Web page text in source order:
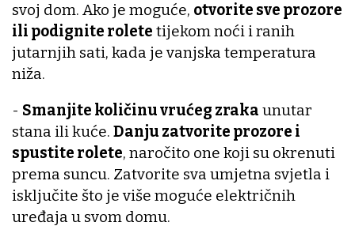
svoj dom. Ako je moguće, otvorite sve prozore
ili podignite rolete tijekom noći i ranih
jutarnjih sati, kada je vanjska temperatura
niža.
- Smanjite količinu vrućeg zraka unutar
stana ili kuće. Danju zatvorite prozore i
spustite rolete, naročito one koji su okrenuti
prema suncu. Zatvorite sva umjetna svjetla i
isključite što je više moguće električnih
uređaja u svom domu.